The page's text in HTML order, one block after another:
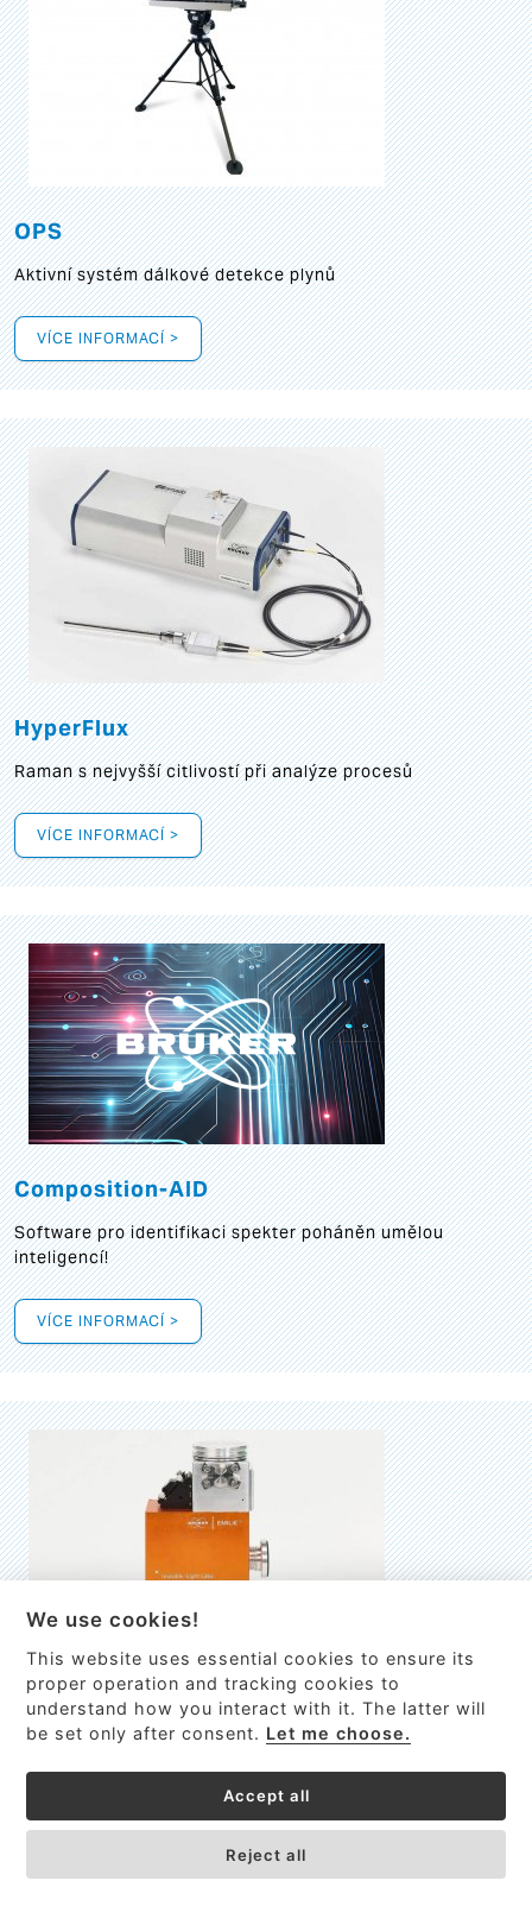
OPS
Aktivní systém dálkové detekce plynů
VÍCE INFORMACÍ >
HyperFlux
Raman s nejvyšší citlivostí při analýze procesů
VÍCE INFORMACÍ >
Composition-AID
Software pro identifikaci spekter poháněn umělou
inteligencí!
VÍCE INFORMACÍ >
EMILIE
První nano-elektro-mechanický (NEMS) FTIR analyzátor
We use cookies!
This website uses essential cookies to ensure its
proper operation and tracking cookies to
understand how you interact with it. The latter will
be set only after consent. Let me choose.
Accept all
Reject all